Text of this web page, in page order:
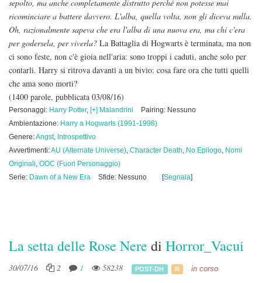
sepolto, ma anche completamente distrutto perché non potesse mai
ricominciare a battere davvero. L'alba, quella volta, non gli diceva nulla.
Oh, razionalmente sapeva che era l'alba di una nuova era, ma chi c'era
per godersela, per viverla? La Battaglia di Hogwarts è terminata, ma non
ci sono feste, non c'è gioia nell'aria: sono troppi i caduti, anche solo per
contarli. Harry si ritrova davanti a un bivio: cosa fare ora che tutti quelli
che ama sono morti?
(1400 parole, pubblicata 03/08/16)
Personaggi: Harry Potter, [+] Malandrini
Pairing: Nessuno
Ambientazione: Harry a Hogwarts (1991-1998)
Genere:Angst, Introspettivo
Avvertimenti:AU (Alternate Universe), Character Death, No Epilogo, Nomi
Originali, OOC (Fuori Personaggio)
Serie: Dawn of a New Era Sfide: Nessuno [Segnala]
La setta delle Rose Nere di Horror_Vacui
30/07/16 2 1 58238 POST-DH R in corso